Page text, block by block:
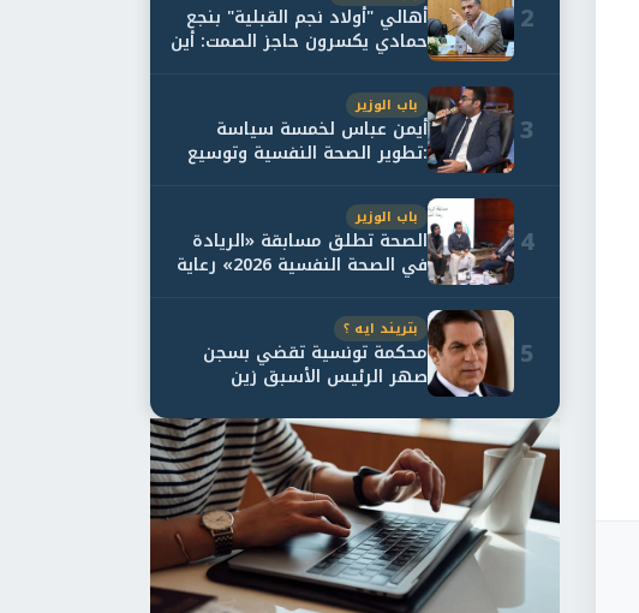
2 أهالي "أولاد نجم القبلية" بنجع
حمادي يكسرون حاجز الصمت: أين
حقيقة...
3
باب الوزير
أيمن عباس لخمسة سياسة
:تطوير الصحة النفسية وتوسيع
خدمات العلاج و...
4
باب الوزير
الصحة تطلق مسابقة «الريادة
في الصحة النفسية 2026» رعاية
نفسية اف...
5
بتريند ايه ؟
محكمة تونسية تقضي بسجن
صهر الرئيس الأسبق زين
العابدين بن علي لمدة...